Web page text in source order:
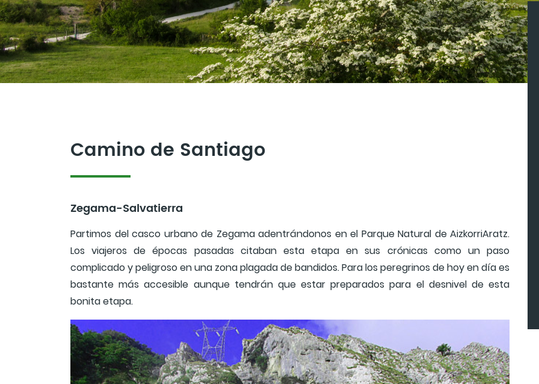
Camino de Santiago
Zegama-Salvatierra
Partimos del casco urbano de Zegama adentrándonos en el Parque Natural de AizkorriAratz.
Los viajeros de épocas pasadas citaban esta etapa en sus crónicas como un paso
complicado y peligroso en una zona plagada de bandidos. Para los peregrinos de hoy en día es
bastante más accesible aunque tendrán que estar preparados para el desnivel de esta
bonita etapa.